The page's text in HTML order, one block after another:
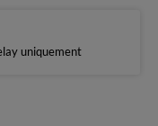
uniquement